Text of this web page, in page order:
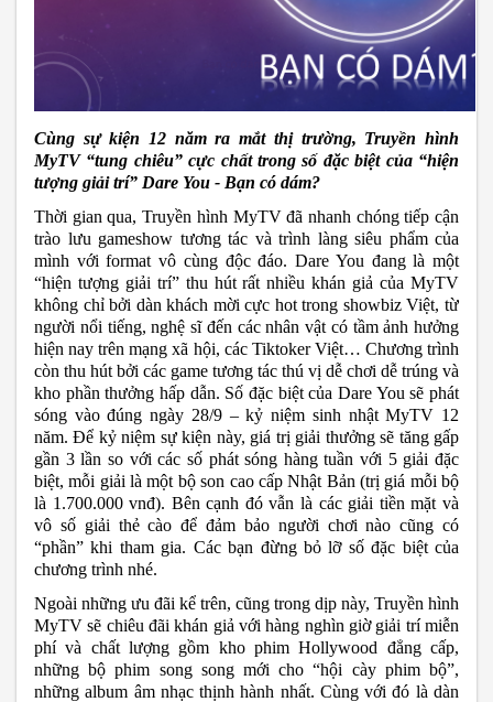
Cùng sự kiện 12 năm ra mắt thị trường, Truyền hình
MyTV “tung chiêu” cực chất trong số đặc biệt của “hiện
tượng giải trí” Dare You - Bạn có dám?
Thời gian qua, Truyền hình MyTV đã nhanh chóng tiếp cận
trào lưu gameshow tương tác và trình làng siêu phẩm của
mình với format vô cùng độc đáo. Dare You đang là một
“hiện tượng giải trí” thu hút rất nhiều khán giả của MyTV
không chỉ bởi dàn khách mời cực hot trong showbiz Việt, từ
người nổi tiếng, nghệ sĩ đến các nhân vật có tầm ảnh hưởng
hiện nay trên mạng xã hội, các Tiktoker Việt… Chương trình
còn thu hút bởi các game tương tác thú vị dễ chơi dễ trúng và
kho phần thưởng hấp dẫn. Số đặc biệt của Dare You sẽ phát
sóng vào đúng ngày 28/9 – kỷ niệm sinh nhật MyTV 12
năm. Để kỷ niệm sự kiện này, giá trị giải thưởng sẽ tăng gấp
gần 3 lần so với các số phát sóng hàng tuần với 5 giải đặc
biệt, mỗi giải là một bộ son cao cấp Nhật Bản (trị giá mỗi bộ
là 1.700.000 vnđ). Bên cạnh đó vẫn là các giải tiền mặt và
vô số giải thẻ cào để đảm bảo người chơi nào cũng có
“phần” khi tham gia. Các bạn đừng bỏ lỡ số đặc biệt của
chương trình nhé.
Ngoài những ưu đãi kể trên, cũng trong dịp này, Truyền hình
MyTV sẽ chiêu đãi khán giả với hàng nghìn giờ giải trí miễn
phí và chất lượng gồm kho phim Hollywood đẳng cấp,
những bộ phim song song mới cho “hội cày phim bộ”,
những album âm nhạc thịnh hành nhất. Cùng với đó là dàn